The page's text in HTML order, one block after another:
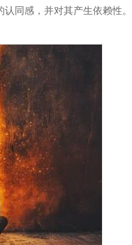
同感，并对其产生依赖性